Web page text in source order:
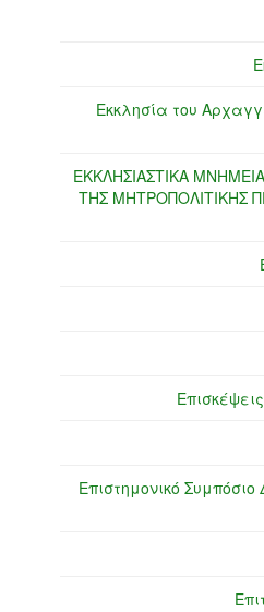
Εκκλησία του
ΕΚΚΛΗΣΙΑΣΤΙΚΑ
ΤΗΣ ΜΗΤΡΟΠΟΛΙΤΙΚΗΣ
Επιστημονικό